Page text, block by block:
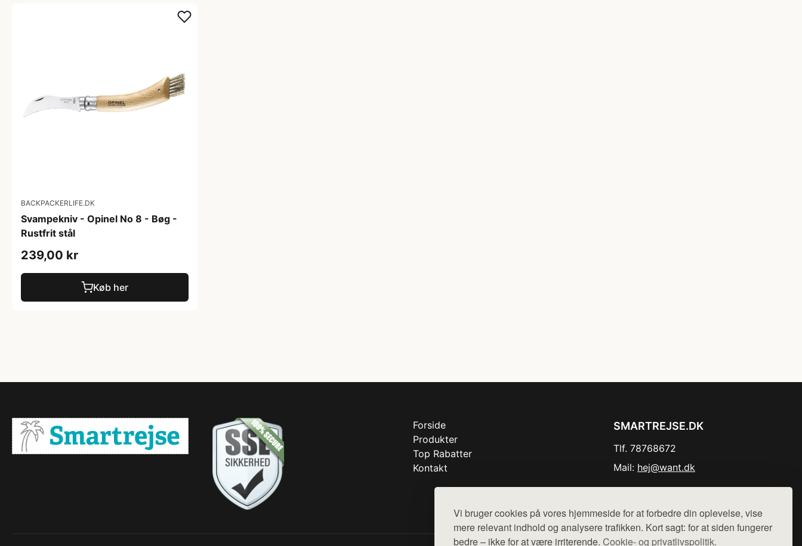
Vi bruger cookies på vores hjemmeside for at forbedre din oplevelse, vise
mere relevant indhold og analysere trafikken. Kort sagt: for at siden fungerer
bedre – ikke for at være irriterende. Cookie- og privatlivspolitik.
BACKPACKERLIFE.DK
Svampekniv - Opinel No 8 - Bøg -
Rustfrit stål
239,00 kr
Køb her
Forside
Produkter
Top Rabatter
Kontakt
SMARTREJSE.DK
Tlf. 78768672
Mail: hej@want.dk